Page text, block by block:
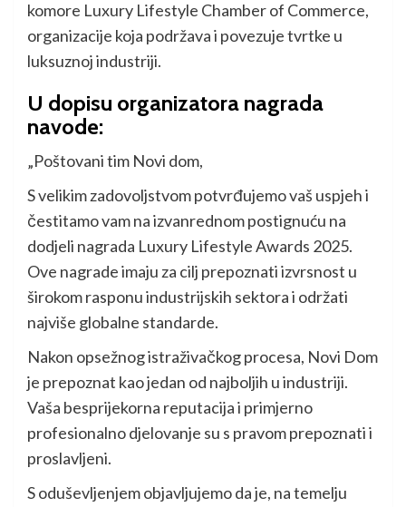
komore Luxury Lifestyle Chamber of Commerce,
organizacije koja podržava i povezuje tvrtke u
luksuznoj industriji.
U dopisu organizatora nagrada
navode:
„Poštovani tim Novi dom,
S velikim zadovoljstvom potvrđujemo vaš uspjeh i
čestitamo vam na izvanrednom postignuću na
dodjeli nagrada Luxury Lifestyle Awards 2025.
Ove nagrade imaju za cilj prepoznati izvrsnost u
širokom rasponu industrijskih sektora i održati
najviše globalne standarde.
Nakon opsežnog istraživačkog procesa, Novi Dom
je prepoznat kao jedan od najboljih u industriji.
Vaša besprijekorna reputacija i primjerno
profesionalno djelovanje su s pravom prepoznati i
proslavljeni.
S oduševljenjem objavljujemo da je, na temelju